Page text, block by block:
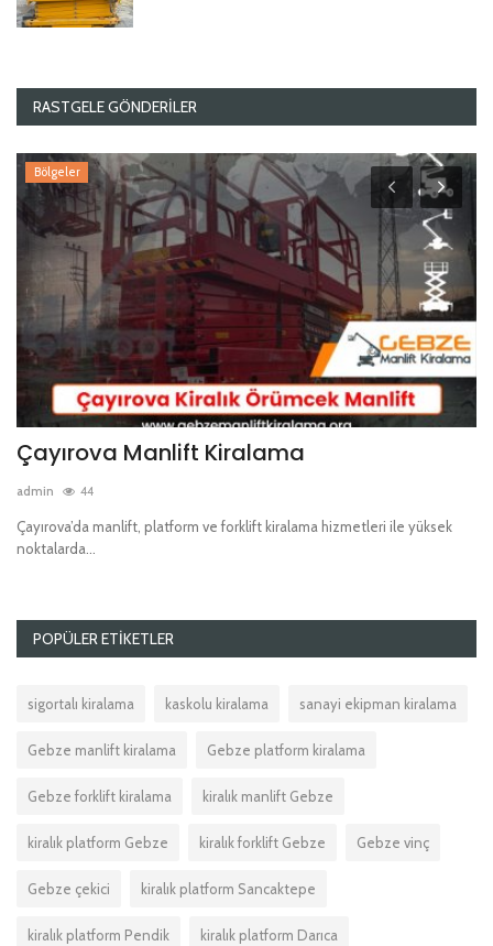
RASTGELE GÖNDERILER
Bölgeler
Çayırova Manlift Kiralama
admin 44
Çayırova’da manlift, platform ve forklift kiralama hizmetleri ile yüksek
noktalarda...
POPÜLER ETIKETLER
sigortalı kiralama kaskolu kiralama sanayi ekipman kiralama
Gebze manlift kiralama Gebze platform kiralama
Gebze forklift kiralama kiralık manlift Gebze
kiralık platform Gebze kiralık forklift Gebze Gebze vinç
Gebze çekici kiralık platform Sancaktepe
kiralık platform Pendik kiralık platform Darıca